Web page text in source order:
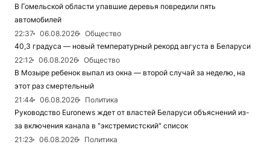
В Гомельской области упавшие деревья повредили пять
автомобилей
22:37
06.08.2026
Общество
40,3 градуса — новый температурный рекорд августа в Беларуси
22:12
06.08.2026
Общество
В Мозыре ребенок выпал из окна — второй случай за неделю, на
этот раз смертельный
21:44
06.08.2026
Политика
Руководство Euronews ждет от властей Беларуси объяснений из-
за включения канала в "экстремистский" список
21:23
06.08.2026
Политика